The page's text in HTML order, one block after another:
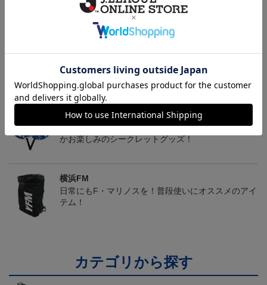
4,950円
ルユニ
4,950円
ラ＞
8,250円
トピックス
横浜FM
送料無料の併せ買いにオススメ！どの選手が当たる
かお楽しみのシークレットグッズ！
横浜FM
日常にもF・マリノスを！普段使いにオススメのアイ
テム！
カテゴリから探す